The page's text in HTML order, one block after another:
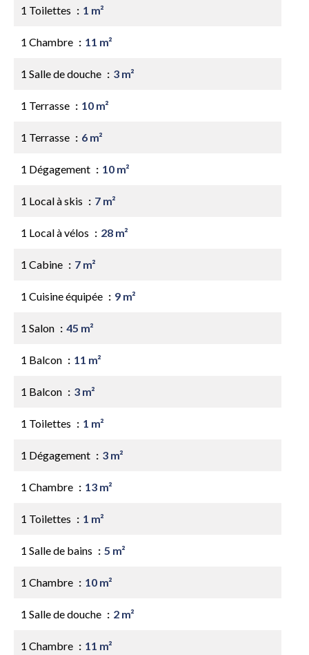
1 Toilettes 1 m²
1 Chambre 11 m²
1 Salle de douche 3 m²
1 Terrasse 10 m²
1 Terrasse 6 m²
1 Dégagement 10 m²
1 Local à skis 7 m²
1 Local à vélos 28 m²
1 Cabine 7 m²
1 Cuisine équipée 9 m²
1 Salon 45 m²
1 Balcon 11 m²
1 Balcon 3 m²
1 Toilettes 1 m²
1 Dégagement 3 m²
1 Chambre 13 m²
1 Toilettes 1 m²
1 Salle de bains 5 m²
1 Chambre 10 m²
1 Salle de douche 2 m²
1 Chambre 11 m²